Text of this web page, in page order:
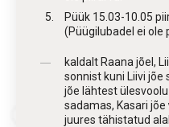
Püük 15.03-10.05
(Püügilubadel ei ole
kaldalt Raana jõel,
sonnist kuni Liivi jõe
jõe lähtest
sadamas, Kasari jõe
juures tähistatud